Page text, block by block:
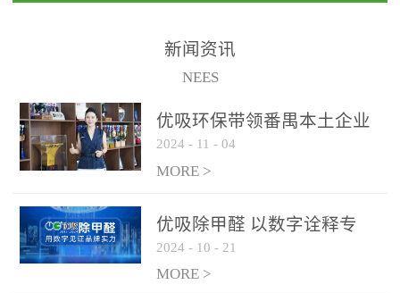
保施工日期：2020年1月珠
（及各出入境边防检查
新闻资讯
NEES
优吸环保带领番禺本​土企业
勇敢破局向“新”
2024 - 11 - 04
MORE >
优吸除甲醛 以数字诠释专
业，尽显除醛品牌实力！
2024 - 10 - 21
MORE >